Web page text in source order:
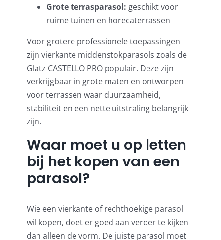
Grote terrasparasol: geschikt voor
ruime tuinen en horecaterrassen
Voor grotere professionele toepassingen
zijn vierkante middenstokparasols zoals de
Glatz CASTELLO PRO populair. Deze zijn
verkrijgbaar in grote maten en ontworpen
voor terrassen waar duurzaamheid,
stabiliteit en een nette uitstraling belangrijk
zijn.
Waar moet u op letten
bij het kopen van een
parasol?
Wie een vierkante of rechthoekige parasol
wil kopen, doet er goed aan verder te kijken
dan alleen de vorm. De juiste parasol moet